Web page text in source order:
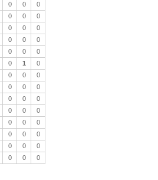
0 0
0
0 0
0
0 0
0
0 0
0
0 0
0
0 1
0
0 0
0
0 0
0
0 0
0
0 0
0
0 0
0
0 0
0
0 0
0
0 0 0